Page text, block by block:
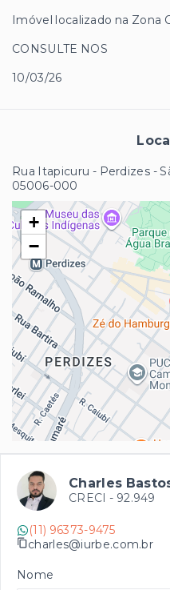
Imóvel localizado na Zona
CONSULTE NOS
10/03/26
Rua Itapicuru - Perdizes -
05006-000
+
−
Charles
CRECI - 92.949
(11) 96373-9475
charles@iurbe.com.br
Nome